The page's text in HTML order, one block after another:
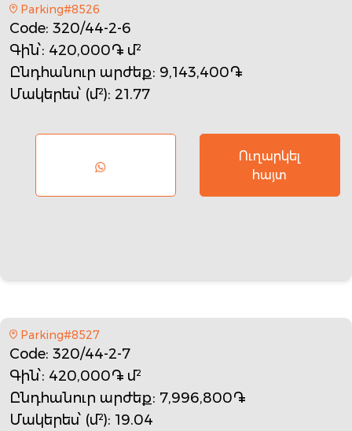
Parking#8526
Code: 320/44-2-6
Գին՝: 420,000֏ մ²
Ընդհանուր արժեք: 9,143,400֏
Մակերես՝ (մ²): 21.77
Ուղարկել
հայտ
Parking#8527
Code: 320/44-2-7
Գին՝: 420,000֏ մ²
Ընդհանուր արժեք: 7,996,800֏
Մակերես՝ (մ²): 19.04